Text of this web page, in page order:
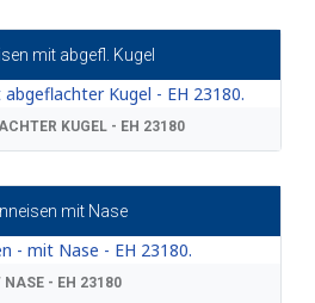
mit abgefl. Kugel
KUGEL - EH 23180
mit Nase
NASE - EH 23180